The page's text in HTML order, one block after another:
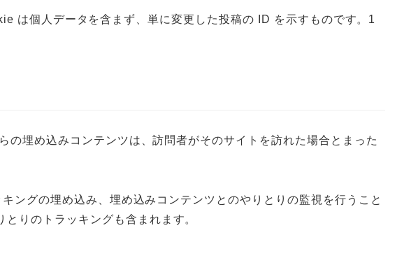
は個人データを含まず、単に変更した投稿の ID を示すものです。1
埋め込みコンテンツは、訪問者がそのサイトを訪れた場合とまった
ングの埋め込み、埋め込みコンテンツとのやりとりの監視を行うこと
りのトラッキングも含まれます。